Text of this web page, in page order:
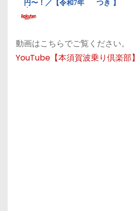
動画はこちらでご覧ください。
YouTube【本須賀波乗り倶楽部】